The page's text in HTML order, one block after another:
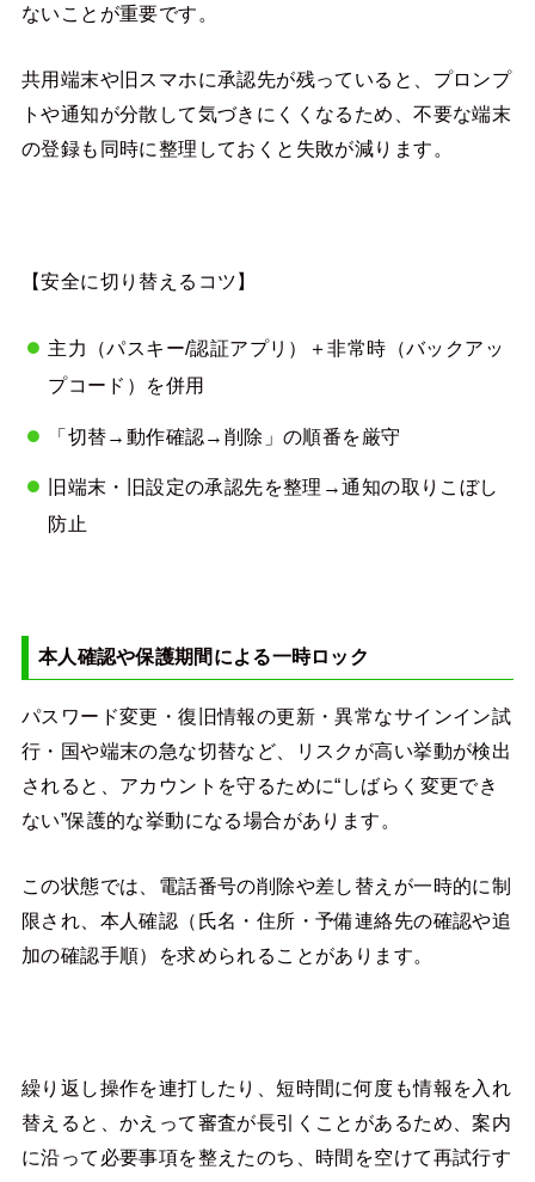
ないことが重要です。
共用端末や旧スマホに承認先が残っていると、プロンプ
トや通知が分散して気づきにくくなるため、不要な端末
の登録も同時に整理しておくと失敗が減ります。
【安全に切り替えるコツ】
主力（パスキー/認証アプリ）＋非常時（バックアッ
プコード）を併用
「切替→動作確認→削除」の順番を厳守
旧端末・旧設定の承認先を整理→通知の取りこぼし
防止
本人確認や保護期間による一時ロック
パスワード変更・復旧情報の更新・異常なサインイン試
行・国や端末の急な切替など、リスクが高い挙動が検出
されると、アカウントを守るために“しばらく変更でき
ない”保護的な挙動になる場合があります。
この状態では、電話番号の削除や差し替えが一時的に制
限され、本人確認（氏名・住所・予備連絡先の確認や追
加の確認手順）を求められることがあります。
繰り返し操作を連打したり、短時間に何度も情報を入れ
替えると、かえって審査が長引くことがあるため、案内
に沿って必要事項を整えたのち、時間を空けて再試行す